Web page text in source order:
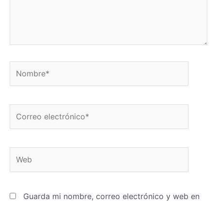
electrónico*
Guarda mi nombre, correo electrónico y web en